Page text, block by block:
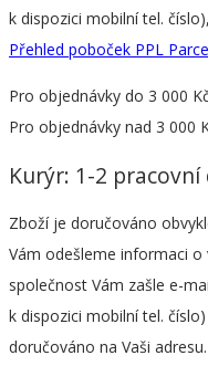
k dispozici mobilní tel.
Přehled poboček PPL
Pro objednávky do 3 000
Pro objednávky nad 3 000
Kurýr: 1-2 pracovní
Zboží je doručováno
Vám odešleme informaci o
společnost Vám zašle e-
k dispozici mobilní tel.
doručováno na Vaši adresu.